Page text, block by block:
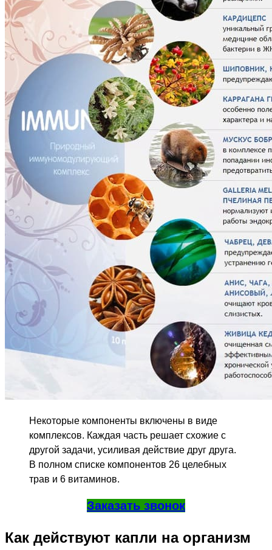
Некоторые компоненты включены в виде
комплексов. Каждая часть решает схожие с
другой задачи, усиливая действие друг друга.
В полном списке компонентов 26 целебных
трав и 6 витаминов.
Заказать звонок
Как действуют капли на организм